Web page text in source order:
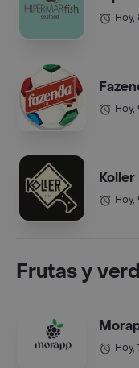
Hoy,
Hoy,
Koller
Hoy,
Frutas y
Hoy,